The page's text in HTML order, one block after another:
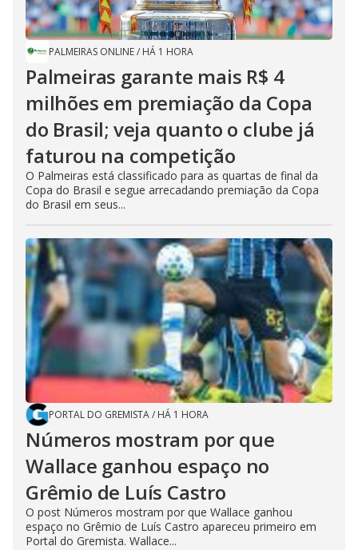
PALMEIRAS ONLINE/ HÁ 1 HORA
Palmeiras garante mais R$ 4
milhões em premiação da Copa
do Brasil; veja quanto o clube já
faturou na competição
O Palmeiras está classificado para as quartas de final da
Copa do Brasil e segue arrecadando premiação da Copa
do Brasil em seus...
PORTAL DO GREMISTA/ HÁ 1 HORA
Números mostram por que
Wallace ganhou espaço no
Grêmio de Luís Castro
O post Números mostram por que Wallace ganhou
espaço no Grêmio de Luís Castro apareceu primeiro em
Portal do Gremista. Wallace...